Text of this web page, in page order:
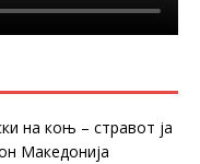
на коњ – стравот ја
Македонија